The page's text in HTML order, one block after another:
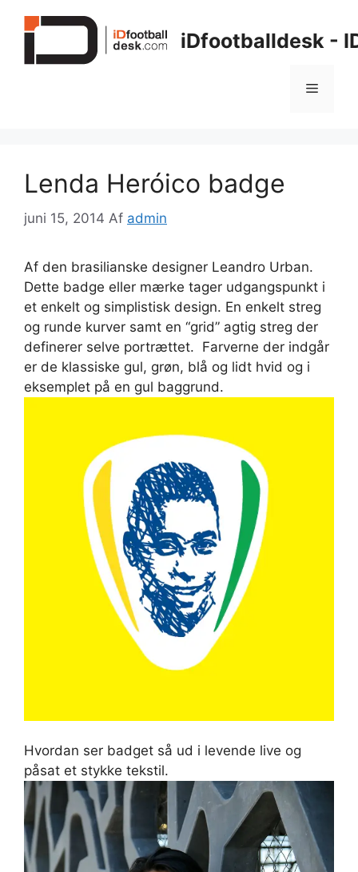
iDfootballdesk -
Menu
Lenda Heróico badge
juni 15, 2014 Af admin
Af den brasilianske designer Leandro Urban.
Dette badge eller mærke tager udgangspunkt i
et enkelt og simplistisk design. En enkelt streg
og runde kurver samt en “grid” agtig streg der
definerer selve portrættet. Farverne der indgår
er de klassiske gul, grøn, blå og lidt hvid og i
eksemplet på en gul baggrund.
Hvordan ser badget så ud i levende live og
påsat et stykke tekstil.